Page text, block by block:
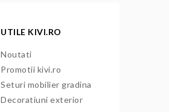
UTILE KIVI.RO
Noutati
Promotii kivi.ro
Seturi mobilier gradina
Decoratiuni exterior